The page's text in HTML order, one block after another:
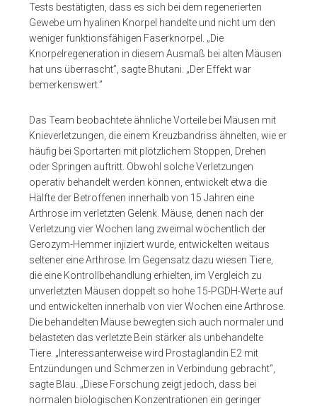
Tests bestätigten, dass es sich bei dem regenerierten
Gewebe um hyalinen Knorpel handelte und nicht um den
weniger funktionsfähigen Faserknorpel. „Die
Knorpelregeneration in diesem Ausmaß bei alten Mäusen
hat uns überrascht”, sagte Bhutani. „Der Effekt war
bemerkenswert.”
Das Team beobachtete ähnliche Vorteile bei Mäusen mit
Knieverletzungen, die einem Kreuzbandriss ähnelten, wie er
häufig bei Sportarten mit plötzlichem Stoppen, Drehen
oder Springen auftritt. Obwohl solche Verletzungen
operativ behandelt werden können, entwickelt etwa die
Hälfte der Betroffenen innerhalb von 15 Jahren eine
Arthrose im verletzten Gelenk. Mäuse, denen nach der
Verletzung vier Wochen lang zweimal wöchentlich der
Gerozym-Hemmer injiziert wurde, entwickelten weitaus
seltener eine Arthrose. Im Gegensatz dazu wiesen Tiere,
die eine Kontrollbehandlung erhielten, im Vergleich zu
unverletzten Mäusen doppelt so hohe 15-PGDH-Werte auf
und entwickelten innerhalb von vier Wochen eine Arthrose.
Die behandelten Mäuse bewegten sich auch normaler und
belasteten das verletzte Bein stärker als unbehandelte
Tiere. „Interessanterweise wird Prostaglandin E2 mit
Entzündungen und Schmerzen in Verbindung gebracht“,
sagte Blau. „Diese Forschung zeigt jedoch, dass bei
normalen biologischen Konzentrationen ein geringer